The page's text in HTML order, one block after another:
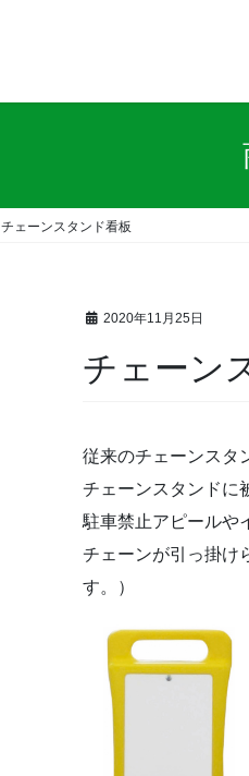
チェーンスタンド看板
2020年11月25日
チェーン
従来のチェーンスタ
チェーンスタンドに
駐車禁止アピールや
チェーンが引っ掛け
す。）